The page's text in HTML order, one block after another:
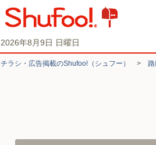
2026年8月9日 日曜日
チラシ・​広告掲載の​Shufoo!​（シュフー） >